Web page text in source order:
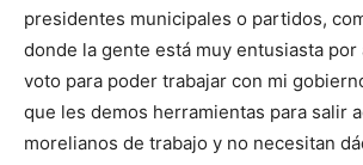
presidentes municipales o partidos,
donde la gente está muy entusiasta por
voto para poder trabajar con mi
que les demos herramientas para salir
morelianos de trabajo y no necesitan